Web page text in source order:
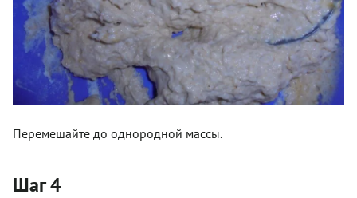
Перемешайте до однородной массы.
Шаг 4